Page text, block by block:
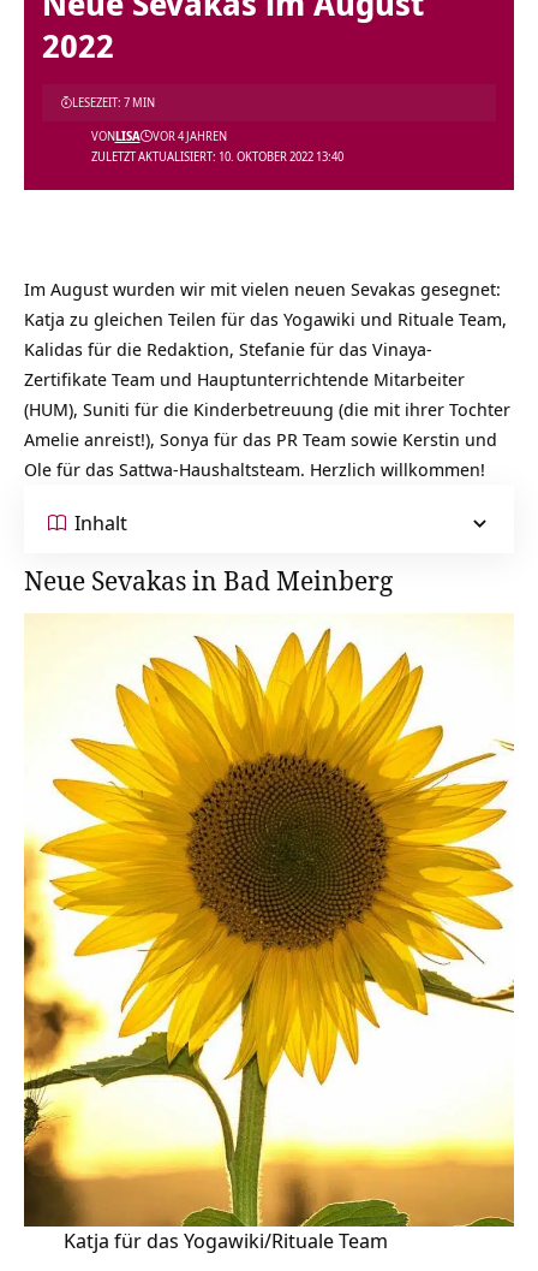
2022
ZULETZT AKTUALISIERT: 10. OKTOBER 2022 13:40
VONLISA VOR 4 JAHREN
LESEZEIT: 7 MIN
Im August wurden wir mit vielen neuen Sevakas gesegnet:
Katja zu gleichen Teilen für das Yogawiki und Rituale Team,
Kalidas für die Redaktion, Stefanie für das Vinaya-
Zertifikate Team und Hauptunterrichtende Mitarbeiter
(HUM), Suniti für die Kinderbetreuung (die mit ihrer Tochter
Amelie anreist!), Sonya für das PR Team sowie Kerstin und
Ole für das Sattwa-Haushaltsteam. Herzlich willkommen!
Inhalt
Neue Sevakas in Bad Meinberg
Katja für das Yogawiki/Rituale Team